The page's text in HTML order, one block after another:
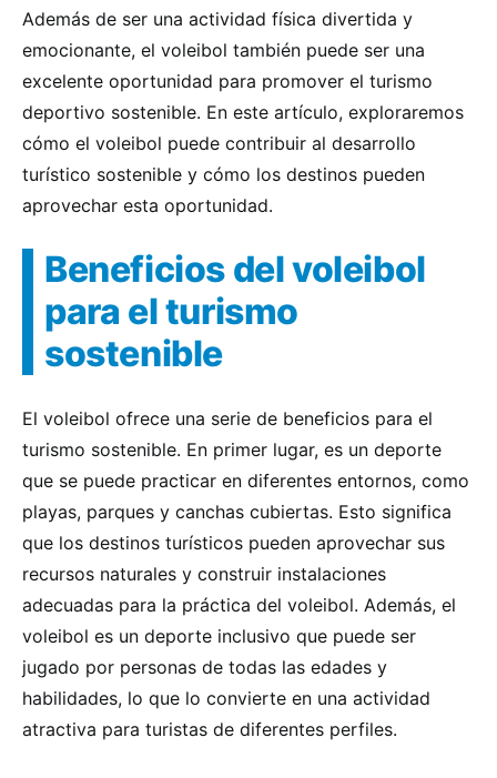
Además de ser una actividad física divertida y
emocionante, el voleibol también puede ser una
excelente oportunidad para promover el turismo
deportivo sostenible. En este artículo, exploraremos
cómo el voleibol puede contribuir al desarrollo
turístico sostenible y cómo los destinos pueden
aprovechar esta oportunidad.
Beneficios del voleibol
para el turismo
sostenible
El voleibol ofrece una serie de beneficios para el
turismo sostenible. En primer lugar, es un deporte
que se puede practicar en diferentes entornos, como
playas, parques y canchas cubiertas. Esto significa
que los destinos turísticos pueden aprovechar sus
recursos naturales y construir instalaciones
adecuadas para la práctica del voleibol. Además, el
voleibol es un deporte inclusivo que puede ser
jugado por personas de todas las edades y
habilidades, lo que lo convierte en una actividad
atractiva para turistas de diferentes perfiles.